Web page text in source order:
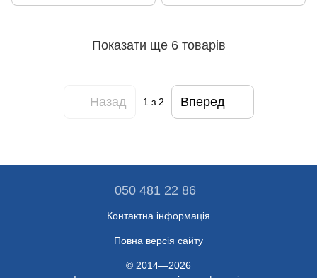
Показати ще 6 товарів
Назад 1з 2 Вперед
050 481 22 86
Контактна інформація
Повна версія сайту
© 2014—2026